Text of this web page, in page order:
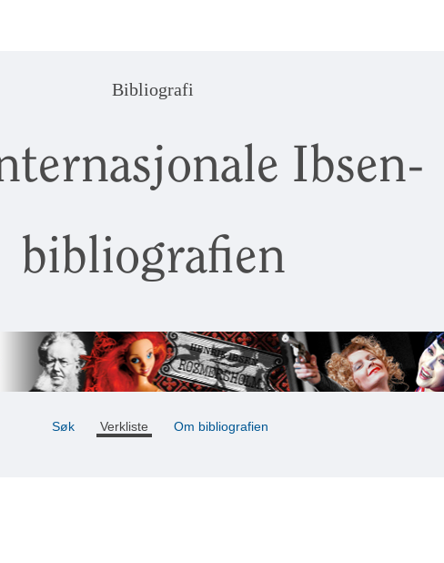
Bibliografi
Ibsen-
bibliografien
Søk Verkliste Om bibliografien